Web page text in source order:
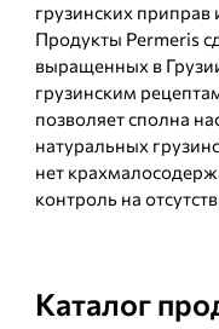
грузинских приправ
Продукты Permeris
выращенных в
грузинским
позволяет сполна
натуральных
нет
контроль на
Каталог